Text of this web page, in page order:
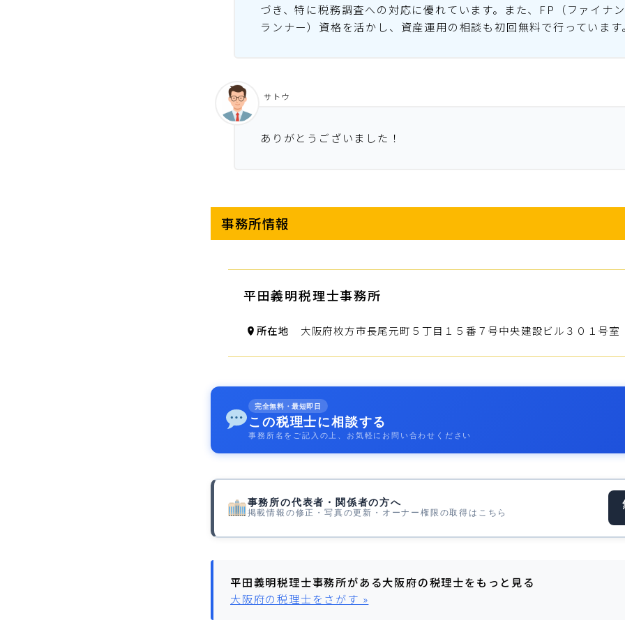
づき、特に税務調査への対応に優れています。また、FP（ファイナ
ランナー）資格を活かし、資産運用の相談も初回無料で行っています。
ありがとうございました！
サトウ
事務所情報
平田義明税理士事務所
所在地 大阪府枚方市長尾元町５丁目１５番７号中央建設ビル３０１号室
完全無料・最短即日
この税理士に相談する
事務所名をご記入の上、お気軽にお問い合わせください
事務所の代表者・関係者の方へ
掲載情報の修正・写真の更新・オーナー権限の取得はこちら
平田義明税理士事務所がある大阪府の税理士をもっと見る
大阪府の税理士をさがす »